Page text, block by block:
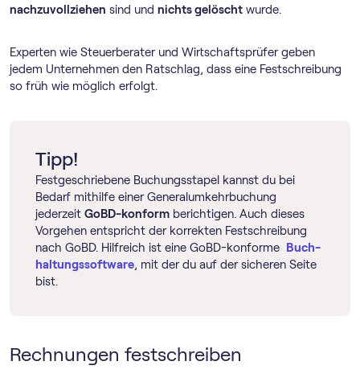
nachzuvollziehen sind und nichts gelöscht wurde.
Experten wie Steuerberater und Wirtschaftsprüfer geben
jedem Unternehmen den Ratschlag, dass eine Festschreibung
so früh wie möglich erfolgt.
Tipp!
Festgeschriebene Buchungsstapel kannst du bei
Bedarf mithilfe einer Generalumkehrbuchung
jederzeit GoBD-konform berichtigen. Auch dieses
Vorgehen entspricht der korrekten Festschreibung
nach GoBD. Hilfreich ist eine GoBD-konforme
Buch­
haltungs­software, mit der du auf der sicheren Seite
bist.
Rechnungen festschreiben